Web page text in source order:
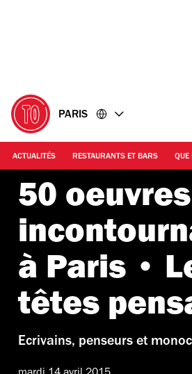
PARIS
ACTUALITÉS RESTAURANTS ET BARS QUE
50
à Paris •
têtes
Ecrivains, penseurs et